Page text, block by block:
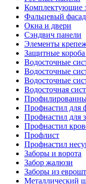
Комплектующие
Фальцевый фасад
Окна и двери
Сэндвич панели
Элементы
Защитные
Водосточные
Водосточные
Водосточные
Водосточная
Профнастил для
Профнастил для
Профнастил
Профлист
Профнастил
Заборы и ворота
Забор жалюзи
Заборы из
Металлический